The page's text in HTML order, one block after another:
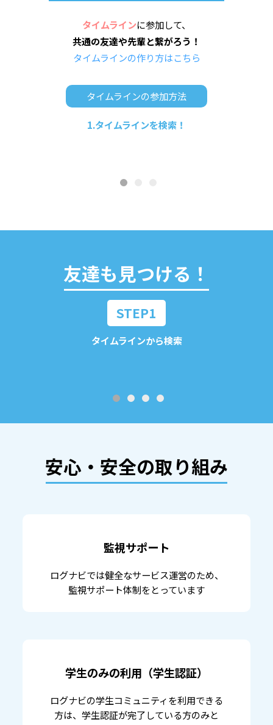
タイムラインに参加して、
共通の友達や先輩と繋がろう！
タイムラインの作り方はこちら
タイムラインの参加方法
1.タイムラインを検索！
友達も見つける！
STEP1
タイムラインから検索
安心・安全の取り組み
監視サポート
ログナビでは健全なサービス運営のため、
監視サポート体制をとっています
学生のみの利用（学生認証）
ログナビの学生コミュニティを利用できる
方は、学生認証が完了している方のみと